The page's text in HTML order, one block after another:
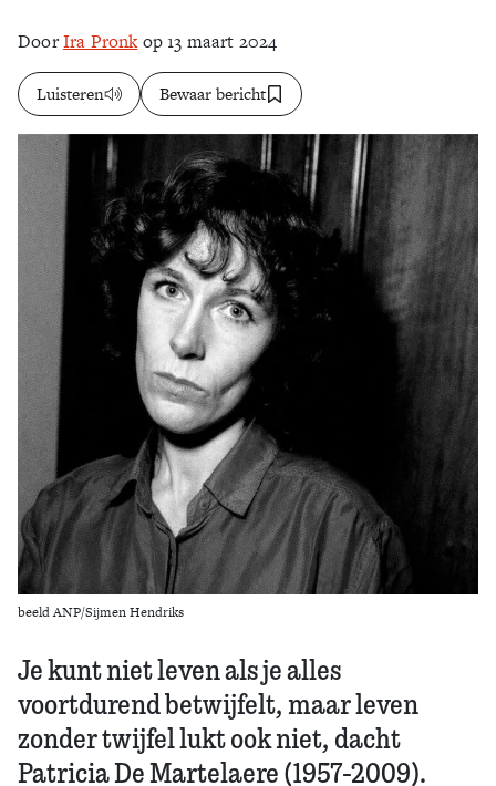
DoorIra Pronk op 13 maart 2024
Luisteren Bewaar bericht
beeld ANP/Sijmen Hendriks
Je kunt niet leven als je alles
voortdurend betwijfelt, maar leven
zonder twijfel lukt ook niet, dacht
Patricia De Martelaere (1957-2009).